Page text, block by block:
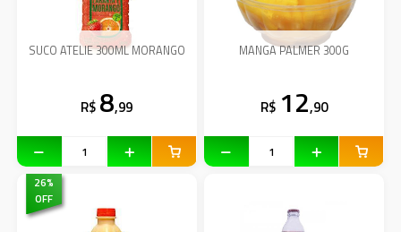
SUCO ATELIE 300ML MORANGO
R$ 8,99
MANGA PALMER 300G
R$ 12,90
26%
OFF